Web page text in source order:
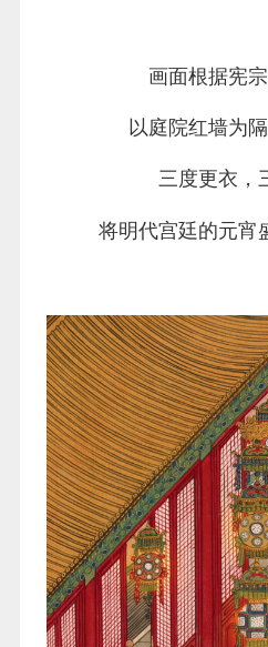
画面根据宪
以庭院红墙为
三度更衣，
将明代宫廷的元宵